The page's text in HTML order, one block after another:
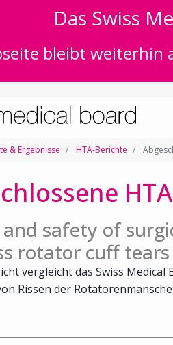
Das Swiss
bleibt
& Ergebnisse HTA-Berichte
and safety of
rotator cuff tears
vergleicht das Swiss
Rissen der